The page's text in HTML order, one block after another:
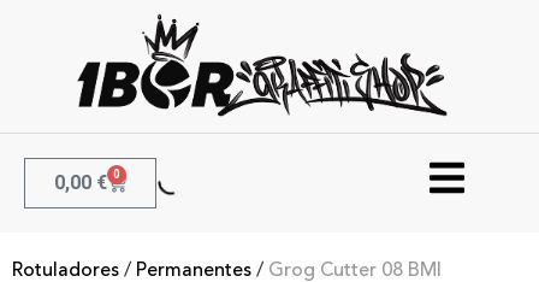
0,00 € 0
Rotuladores / Permanentes / Grog Cutter 08 BMI